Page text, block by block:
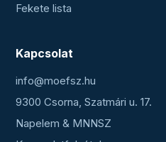
Fekete lista
Kapcsolat
info@moefsz.hu
9300 Csorna, Szatmári u. 17.
Napelem & MNNSZ